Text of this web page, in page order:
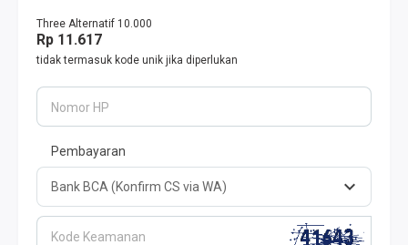
Three Alternatif 10.000
Rp 11.617
tidak termasuk kode unik jika diperlukan
Nomor HP
Pembayaran
Kode Keamanan